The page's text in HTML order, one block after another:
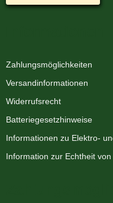
Zahlungsmöglichkeiten
Versandinformationen
Widerrufsrecht
Batteriegesetzhinweise
Informationen zu Elektro-
Information zur Echtheit